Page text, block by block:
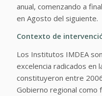
anual, comenzando a
en Agosto del siguiente.
Contexto de
Los Institutos IMDEA
excelencia radicados en
constituyeron entre
Gobierno regional como